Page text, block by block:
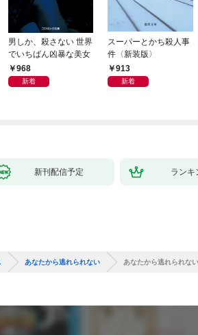
男しか、殺さない 世界
でいちばん凶暴な美女
968
新着
スーパーとかち殺人事
件〈新装版〉
913
新着
新刊配信予定 ランキ
あなたから逃れられない あなたから逃れられない